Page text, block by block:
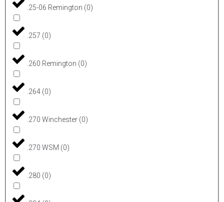
.25-06 Remington (0)
.257 (0)
.260 Remington (0)
.264 (0)
.270 Winchester (0)
.270 WSM (0)
.280 (0)